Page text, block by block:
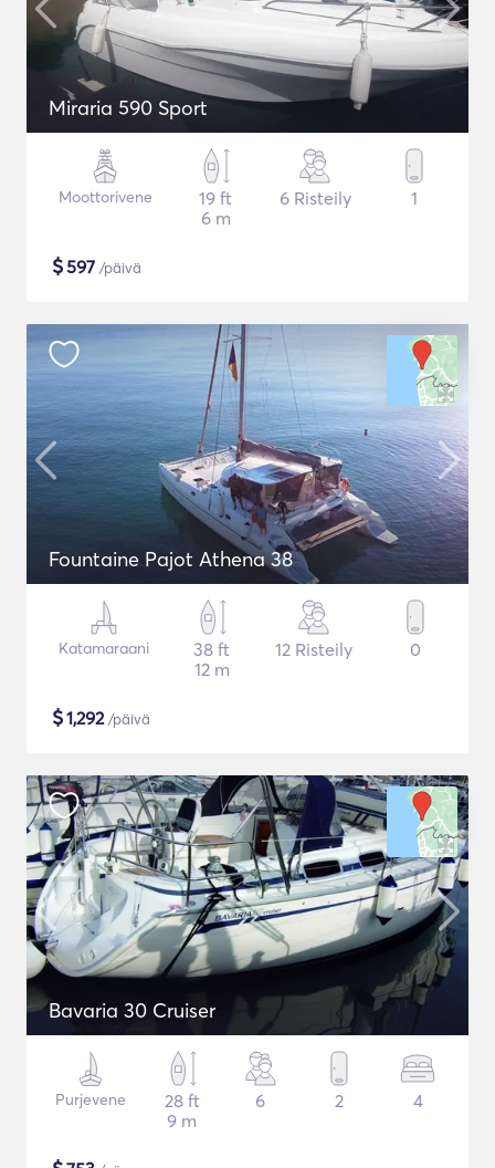
Miraria 590 Sport
Moottorivene
19 ft
6 m
6 Risteily 1
$597 /päivä
Fountaine Pajot Athena 38
Katamaraani
38 ft
12 m
12 Risteily 0
$1,292/päivä
Bavaria 30 Cruiser
Purjevene
28 ft
9 m
6 2 4